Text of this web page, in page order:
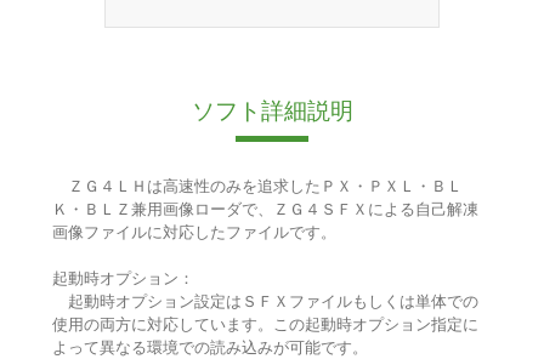
ソフト詳細説明
ＺＧ４ＬＨは高速性のみを追求したＰＸ・ＰＸＬ・ＢＬ
Ｋ・ＢＬＺ兼用画像ローダで、ＺＧ４ＳＦＸによる自己解凍
画像ファイルに対応したファイルです。
起動時オプション：
起動時オプション設定はＳＦＸファイルもしくは単体での
使用の両方に対応しています。この起動時オプション指定に
よって異なる環境での読み込みが可能です。